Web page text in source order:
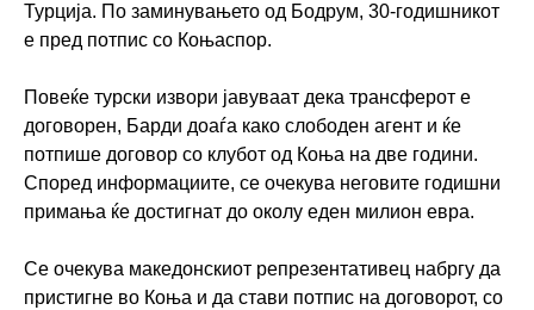
Турција. По заминувањето од Бодрум, 30-годишникот
е пред потпис со Коњаспор.
Повеќе турски извори јавуваат дека трансферот е
договорен, Барди доаѓа како слободен агент и ќе
потпише договор со клубот од Коња на две години.
Според информациите, се очекува неговите годишни
примања ќе достигнат до околу еден милион евра.
Се очекува македонскиот репрезентативец набргу да
пристигне во Коња и да стави потпис на договорот, со